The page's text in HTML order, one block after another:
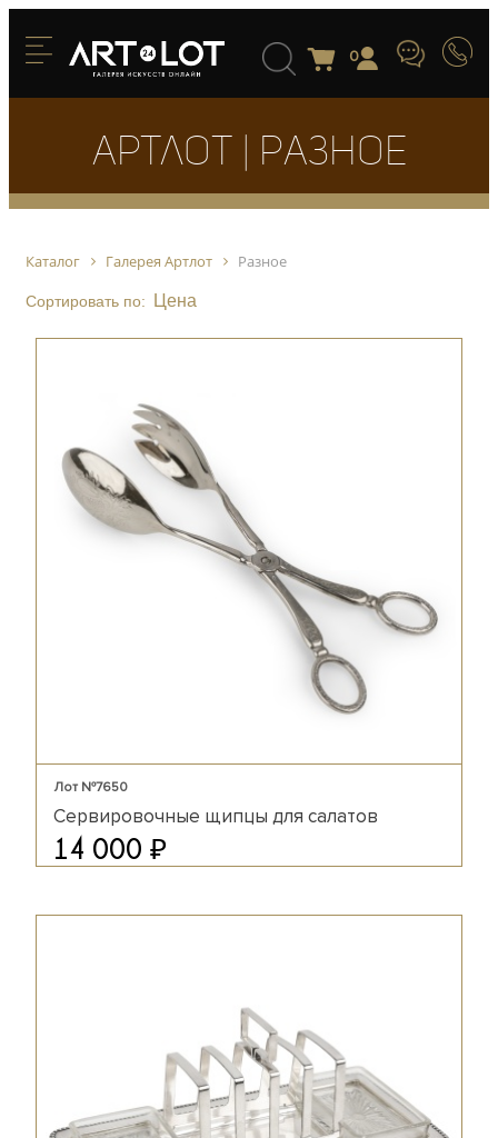
0
Артлот | Разное
Каталог Галерея Артлот Разное
Сортировать по: Цена
Лот №7650
Сервировочные щипцы для салатов
14 000 ₽